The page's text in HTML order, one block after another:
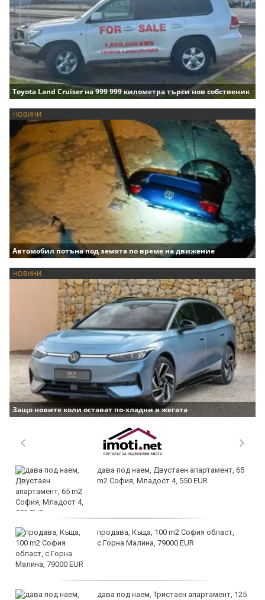
Toyota Land Cruiser на 999 999 километра търси нов собственик
НОВИНИ
Автомобил потъна под земята по време на движение
НОВИНИ
Защо новите коли остават по-хладни в жегата
дава под наем, Двустаен апартамент, 65
m2 София, Младост 4, 550 EUR
продава, Къща, 100 m2 София област,
с.Горна Малина, 79000 EUR
дава под наем, Тристаен апартамент, 125